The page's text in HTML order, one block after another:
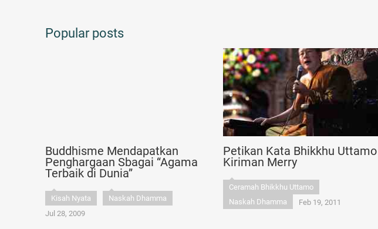
Popular posts
Buddhisme Mendapatkan
Penghargaan Sbagai “Agama
Terbaik di Dunia”
Kisah Nyata
Naskah Dhamma
Jul 28, 2009
Petikan Kata Bhikkhu Uttamo
Kiriman Merry
Ceramah Bhikkhu Uttamo
Naskah Dhamma
Feb 19, 2011